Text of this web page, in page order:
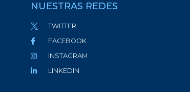
NUESTRAS REDES
TWITTER
FACEBOOK
INSTAGRAM
LINKEDIN